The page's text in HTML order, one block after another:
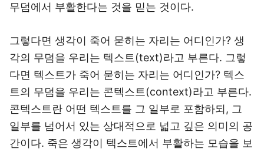
무덤에서 부활한다는 것을 믿는 것이다.
그렇다면 생각이 죽어 묻히는 자리는 어디인가? 생
각의 무덤을 우리는 텍스트(text)라고 부른다. 그렇
다면 텍스트가 죽어 묻히는 자리는 어디인가? 텍스
트의 무덤을 우리는 콘텍스트(context)라고 부른다.
콘텍스트란 어떤 텍스트를 그 일부로 포함하되, 그
일부를 넘어서 있는 상대적으로 넓고 깊은 의미의 공
간이다. 죽은 생각이 텍스트에서 부활하는 모습을 보